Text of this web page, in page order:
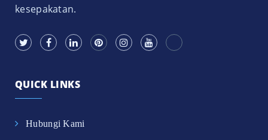
kesepakatan.
QUICK LINKS
Hubungi Kami